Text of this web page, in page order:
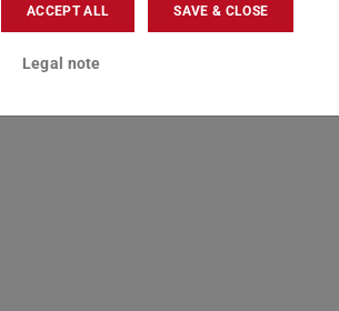
ACCEPT ALL SAVE & CLOSE
Legal note